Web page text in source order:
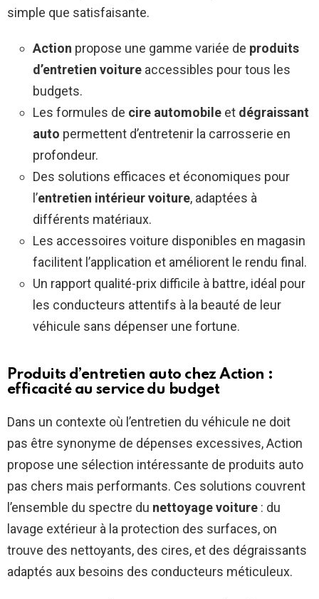
simple que satisfaisante.
Action propose une gamme variée de produits
d’entretien voiture accessibles pour tous les
budgets.
Les formules de cire automobile et dégraissant
auto permettent d’entretenir la carrosserie en
profondeur.
Des solutions efficaces et économiques pour
l’entretien intérieur voiture, adaptées à
différents matériaux.
Les accessoires voiture disponibles en magasin
facilitent l’application et améliorent le rendu final.
Un rapport qualité-prix difficile à battre, idéal pour
les conducteurs attentifs à la beauté de leur
véhicule sans dépenser une fortune.
Produits d’entretien auto chez Action :
efficacité au service du budget
Dans un contexte où l’entretien du véhicule ne doit
pas être synonyme de dépenses excessives, Action
propose une sélection intéressante de produits auto
pas chers mais performants. Ces solutions couvrent
l’ensemble du spectre du nettoyage voiture : du
lavage extérieur à la protection des surfaces, on
trouve des nettoyants, des cires, et des dégraissants
adaptés aux besoins des conducteurs méticuleux.